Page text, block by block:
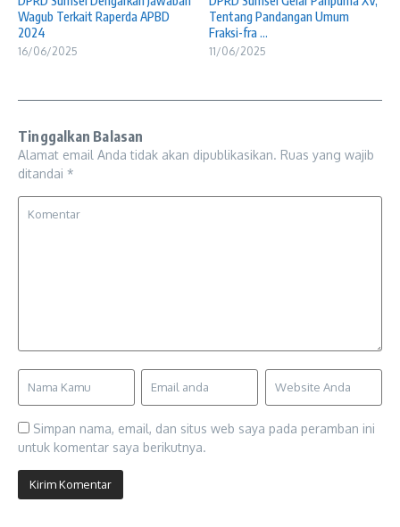
Wagub Terkait Raperda APBD
2024
16/06/2025
Tentang Pandangan Umum
Fraksi-fra ...
11/06/2025
Tinggalkan Balasan
Alamat email Anda tidak akan dipublikasikan. Ruas yang wajib
ditandai *
Simpan nama, email, dan situs web saya pada peramban ini
untuk komentar saya berikutnya.